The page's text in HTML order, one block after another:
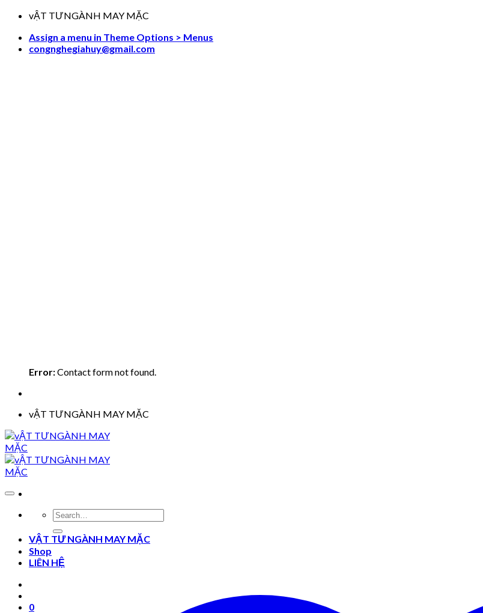
Skip
content
vẬT TƯNGÀNH MAY MẶC
Assign a menu in Theme Options > Menus
congnghegiahuy@gmail.com
Error:Contact form not found.
vẬT TƯNGÀNH MAY MẶC
Search
for:
VẬT TƯ NGÀNH MAY MẶC
Shop
LIÊN HỆ
0